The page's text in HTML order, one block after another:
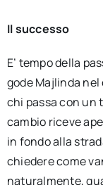
Il successo
E’ tempo della
gode Majlinda
chi passa con un
cambio riceve
in fondo alla
chiedere come
naturalmente,